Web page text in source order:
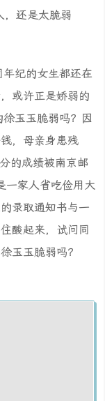
，还是太脆弱
纪的女生都还在
或许正是娇弱的
玉玉脆弱吗？因
，母亲身患残
的成绩被南京邮
一家人省吃俭用大
录取通知书与一
酸起来，试问同
玉玉脆弱吗？